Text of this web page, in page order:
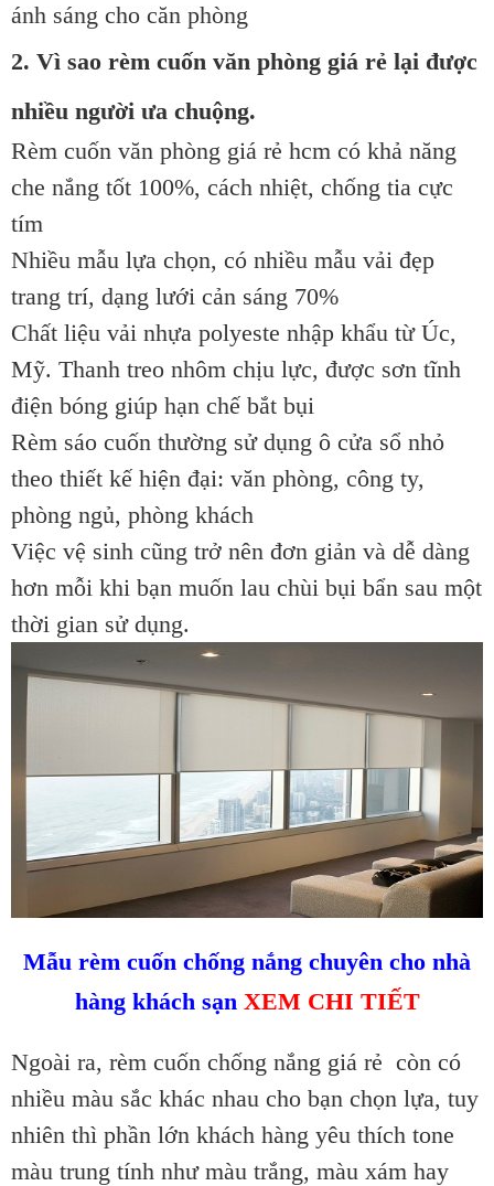
ánh sáng cho căn phòng
2. Vì sao rèm cuốn văn phòng giá rẻ lại được
nhiều người ưa chuộng.
Rèm cuốn văn phòng giá rẻ hcm có khả năng
che nắng tốt 100%, cách nhiệt, chống tia cực
tím
Nhiều mẫu lựa chọn, có nhiều mẫu vải đẹp
trang trí, dạng lưới cản sáng 70%
Chất liệu vải nhựa polyeste nhập khẩu từ Úc,
Mỹ. Thanh treo nhôm chịu lực, được sơn tĩnh
điện bóng giúp hạn chế bắt bụi
Rèm sáo cuốn thường sử dụng ô cửa sổ nhỏ
theo thiết kế hiện đại: văn phòng, công ty,
phòng ngủ, phòng khách
Việc vệ sinh cũng trở nên đơn giản và dễ dàng
hơn mỗi khi bạn muốn lau chùi bụi bẩn sau một
thời gian sử dụng.
Mẫu rèm cuốn chống nắng chuyên cho nhà
hàng khách sạn XEM CHI TIẾT
Ngoài ra, rèm cuốn chống nắng giá rẻ còn có
nhiều màu sắc khác nhau cho bạn chọn lựa, tuy
nhiên thì phần lớn khách hàng yêu thích tone
màu trung tính như màu trắng, màu xám hay